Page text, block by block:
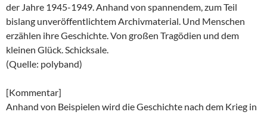
der Jahre 1945-1949. Anhand von spannendem, zum Teil
bislang unveröffentlichtem Archivmaterial. Und Menschen
erzählen ihre Geschichte. Von großen Tragödien und dem
kleinen Glück. Schicksale.
(Quelle: polyband)
[Kommentar]
Anhand von Beispielen wird die Geschichte nach dem Krieg in